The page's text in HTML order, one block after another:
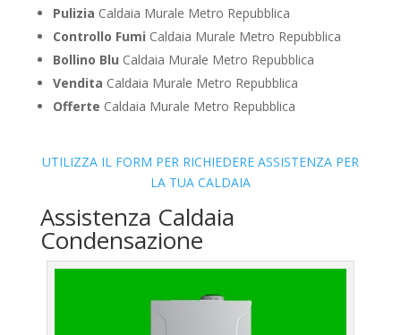
Pulizia Caldaia Murale Metro Repubblica
Controllo Fumi Caldaia Murale Metro Repubblica
Bollino Blu Caldaia Murale Metro Repubblica
Vendita Caldaia Murale Metro Repubblica
Offerte Caldaia Murale Metro Repubblica
UTILIZZA IL FORM PER RICHIEDERE ASSISTENZA PER
LA TUA CALDAIA
Assistenza Caldaia
Condensazione